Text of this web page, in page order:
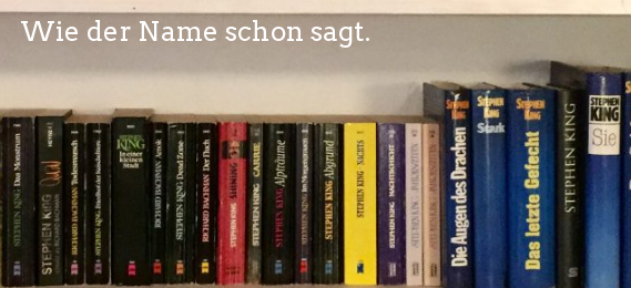
Wie der Name schon sagt.